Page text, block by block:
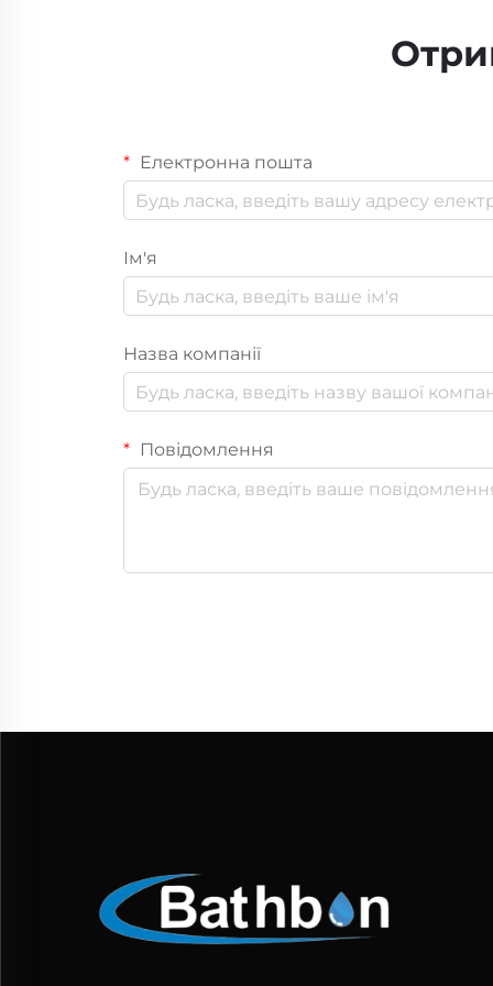
Електронна пошта
Ім'я
Назва компанії
Повідомлення